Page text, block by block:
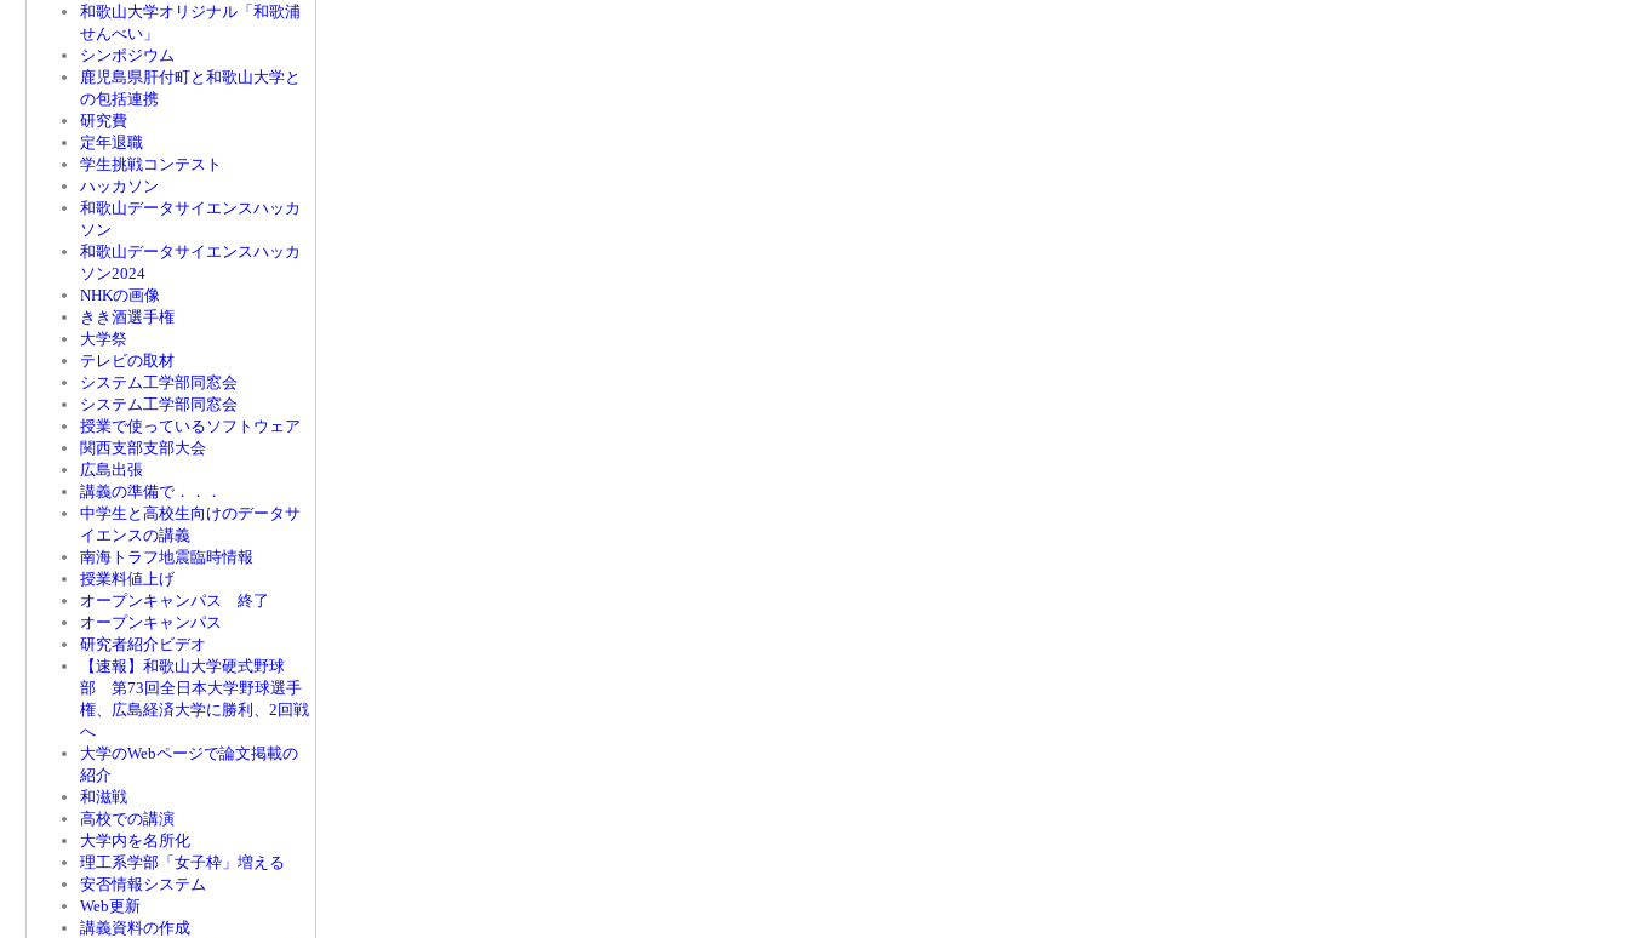
和歌山大学オリジナル「和歌浦
せんべい」
シンポジウム
鹿児島県肝付町と和歌山大学と
の包括連携
研究費
定年退職
学生挑戦コンテスト
ハッカソン
和歌山データサイエンスハッカ
ソン
和歌山データサイエンスハッカ
ソン2024
NHKの画像
きき酒選手権
大学祭
テレビの取材
システム工学部同窓会
システム工学部同窓会
授業で使っているソフトウェア
関西支部支部大会
広島出張
講義の準備で．．．
中学生と高校生向けのデータサ
イエンスの講義
南海トラフ地震臨時情報
授業料値上げ
オープンキャンパス 終了
オープンキャンパス
研究者紹介ビデオ
【速報】和歌山大学硬式野球
部 第73回全日本大学野球選手
権、広島経済大学に勝利、2回戦
へ
大学のWebページで論文掲載の
紹介
和滋戦
高校での講演
大学内を名所化
理工系学部「女子枠」増える
安否情報システム
Web更新
講義資料の作成